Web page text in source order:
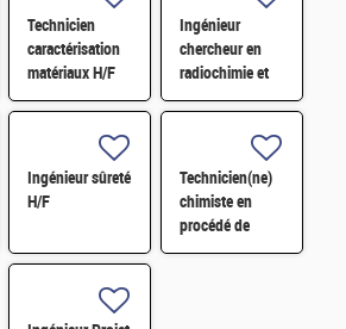
Technicien
caractérisation
matériaux H/F
Ingénieur
chercheur en
radiochimie et
extraction par
Ingénieur sûreté
H/F
Technicien(ne)
chimiste en
procédé de
conversion H/F